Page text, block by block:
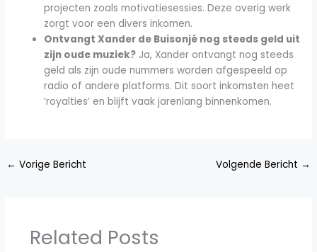
projecten zoals motivatiesessies. Deze overig werk
zorgt voor een divers inkomen.
Ontvangt Xander de Buisonjé nog steeds geld uit
zijn oude muziek? Ja, Xander ontvangt nog steeds
geld als zijn oude nummers worden afgespeeld op
radio of andere platforms. Dit soort inkomsten heet
‘royalties’ en blijft vaak jarenlang binnenkomen.
← Vorige Bericht Volgende Bericht →
Related Posts